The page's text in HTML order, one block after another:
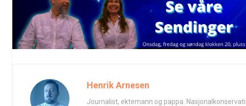
Henrik Arnesen
Journalist, ektemann og pappa.